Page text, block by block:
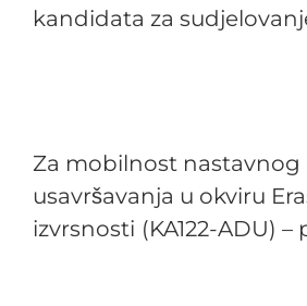
kandidata za
Za mobilnost
usavršavanja u okviru
izvrsnosti (KA122-ADU)